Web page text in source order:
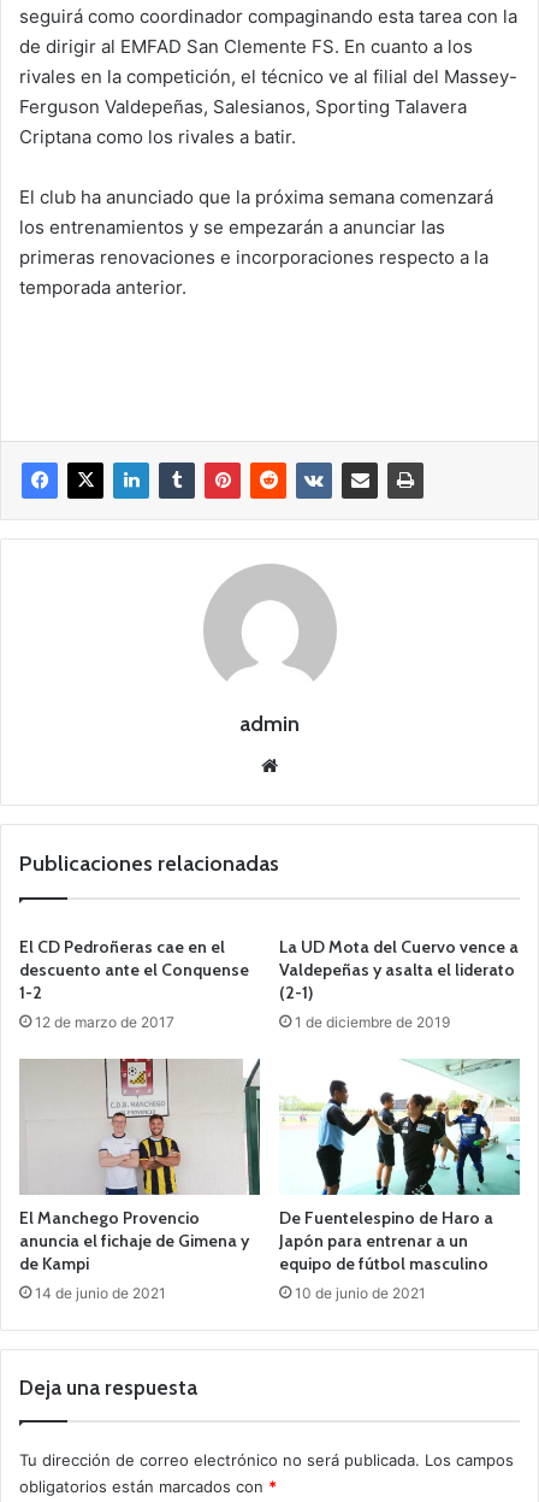
seguirá como coordinador compaginando esta tarea con la
de dirigir al EMFAD San Clemente FS. En cuanto a los
rivales en la competición, el técnico ve al filial del Massey-
Ferguson Valdepeñas, Salesianos, Sporting Talavera
Criptana como los rivales a batir.
El club ha anunciado que la próxima semana comenzará
los entrenamientos y se empezarán a anunciar las
primeras renovaciones e incorporaciones respecto a la
temporada anterior.
admin
we
Publicaciones relacionadas
El CD Pedroñeras cae en el
descuento ante el Conquense
1-2
12 de marzo de 2017
La UD Mota del Cuervo vence a
Valdepeñas y asalta el liderato
(2-1)
1 de diciembre de 2019
El Manchego Provencio
anuncia el fichaje de Gimena y
de Kampi
14 de junio de 2021
De Fuentelespino de Haro a
Japón para entrenar a un
equipo de fútbol masculino
10 de junio de 2021
Deja una respuesta
Tu dirección de correo electrónico no será publicada. Los campos
obligatorios están marcados con *